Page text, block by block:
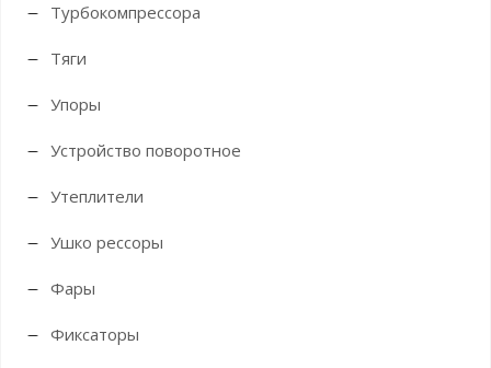
Турбокомпрессора
Тяги
Упоры
Устройство поворотное
Утеплители
Ушко рессоры
Фары
Фиксаторы